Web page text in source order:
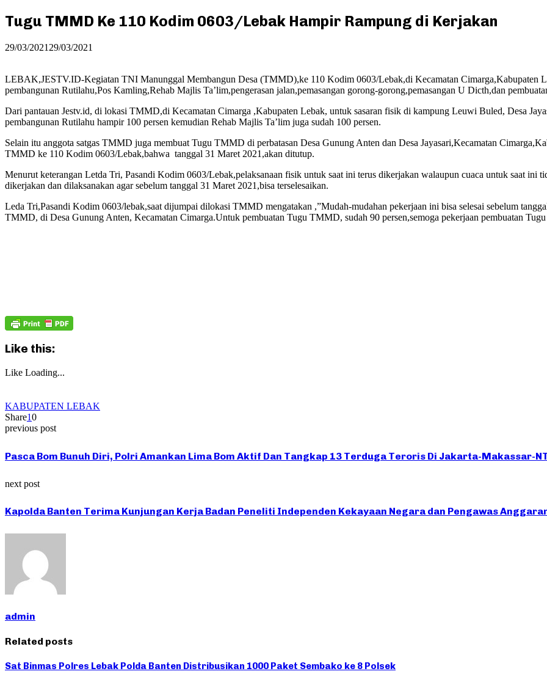
Tugu TMMD Ke 110 Kodim 0603/Lebak Hampir Rampung di Kerjakan
29/03/2021 29/03/2021
LEBAK,JESTV.ID-Kegiatan TNI Manunggal Membangun Desa (TMMD),ke 110 Kodim 0603/Lebak,di Kecamatan Cimarga,Kabupaten
pembangunan Rutilahu,Pos Kamling,Rehab Majlis Ta’lim,pengerasan jalan,pemasangan gorong-gorong,pemasangan U Dicth,dan
Dari pantauan Jestv.id, di lokasi TMMD,di Kecamatan Cimarga ,Kabupaten Lebak, untuk sasaran fisik di kampung Leuwi Buled, Desa
pembangunan Rutilahu hampir 100 persen kemudian Rehab Majlis Ta’lim juga sudah 100 persen.
Selain itu anggota satgas TMMD juga membuat Tugu TMMD di perbatasan Desa Gunung Anten dan Desa Jayasari,Kecamatan
TMMD ke 110 Kodim 0603/Lebak,bahwa tanggal 31 Maret 2021,akan ditutup.
Menurut keterangan Letda Tri, Pasandi Kodim 0603/Lebak,pelaksanaan fisik untuk saat ini terus dikerjakan walaupun cuaca untuk saat ini
dikerjakan dan dilaksanakan agar sebelum tanggal 31 Maret 2021,bisa terselesaikan.
Leda Tri,Pasandi Kodim 0603/lebak,saat dijumpai dilokasi TMMD mengatakan ,”Mudah-mudahan pekerjaan ini bisa selesai sebelum
TMMD, di Desa Gunung Anten, Kecamatan Cimarga.Untuk pembuatan Tugu TMMD, sudah 90 persen,semoga pekerjaan pembuatan
Like this:
Like Loading...
KABUPATEN LEBAK
Share10
previous post
Pasca Bom Bunuh Diri, Polri Amankan Lima Bom Aktif Dan Tangkap 13 Terduga Teroris Di Jakarta-Makassar-
next post
Kapolda Banten Terima Kunjungan Kerja Badan Peneliti Independen Kekayaan Negara dan Pengawas
admin
Related posts
Sat Binmas Polres Lebak Polda Banten Distribusikan 1000 Paket Sembako ke 8 Polsek